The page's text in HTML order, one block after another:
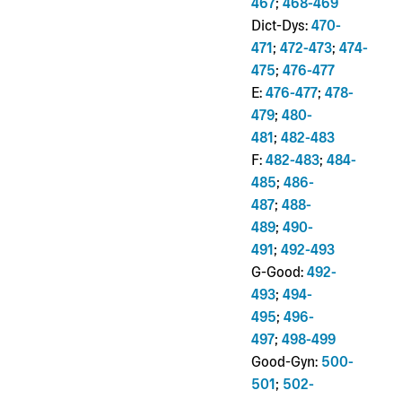
467; 468-469
Dict-Dys: 470-
471 ; 472-473; 474-
475; 476-477
E: 476-477; 478-
479; 480-
481 ; 482-483
F: 482-483; 484-
485; 486-
487; 488-
489; 490-
491 ; 492-493
G-Good: 492-
493; 494-
495; 496-
497; 498-499
Good-Gyn: 500-
501 ; 502-